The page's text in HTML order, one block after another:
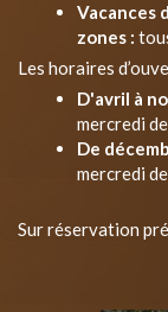
Vacances
zones :
Les horaires
D'avril à
mercredi
De
mercredi
Sur réservation